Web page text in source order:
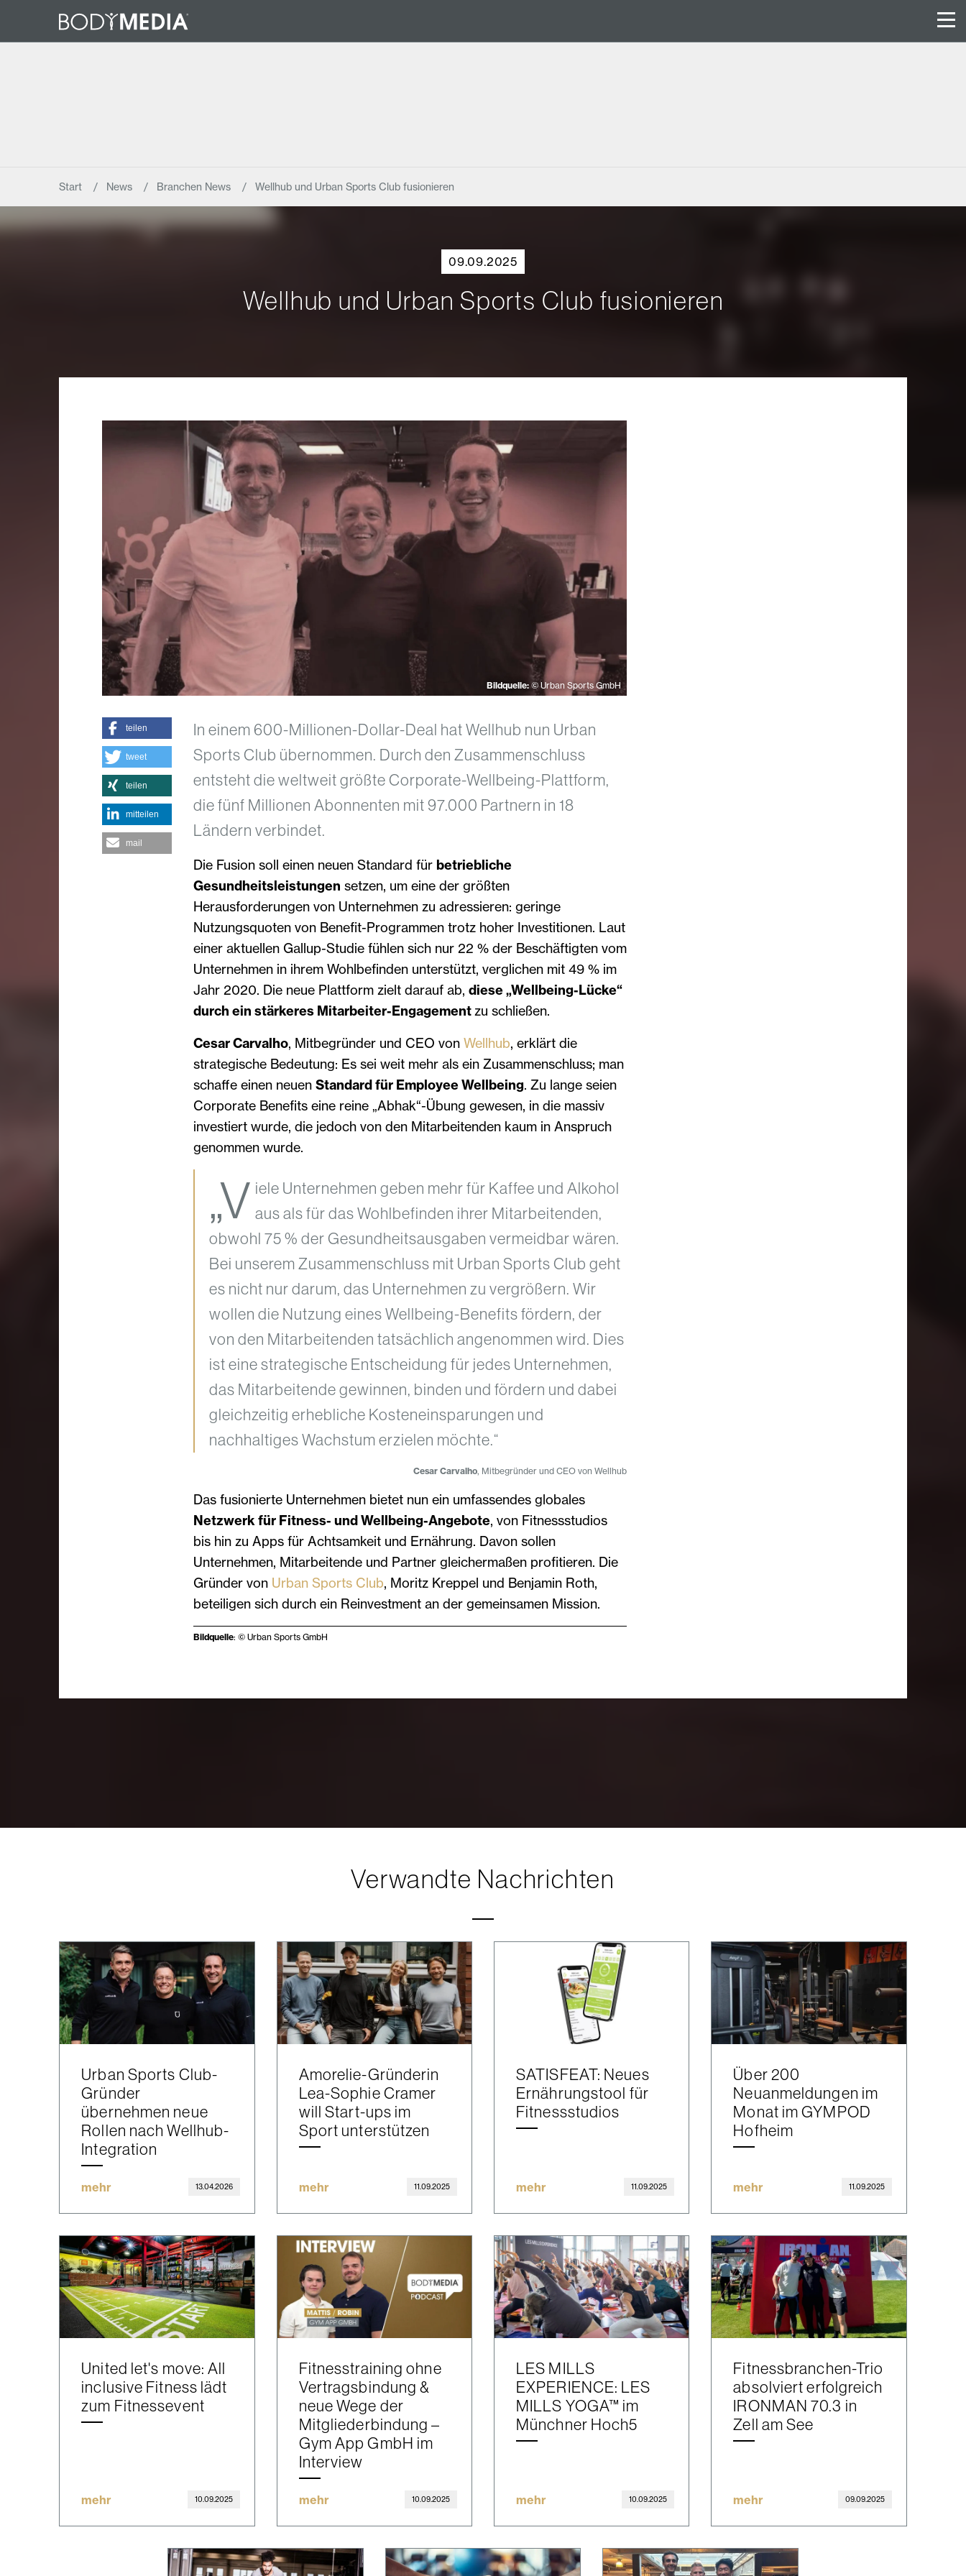
Start News Branchen News Wellhub und Urban Sports Club fusionieren
09.09.2025
Wellhub und Urban Sports Club fusionieren
Bildquelle: © Urban Sports GmbH
In einem 600-Millionen-Dollar-Deal hat Wellhub nun Urban
Sports Club übernommen. Durch den Zusammenschluss
entsteht die weltweit größte Corporate-Wellbeing-Plattform,
die fünf Millionen Abonnenten mit 97.000 Partnern in 18
Ländern verbindet.
Die Fusion soll einen neuen Standard für betriebliche
Gesundheitsleistungen setzen, um eine der größten
Herausforderungen von Unternehmen zu adressieren: geringe
Nutzungsquoten von Benefit-Programmen trotz hoher Investitionen. Laut
einer aktuellen Gallup-Studie fühlen sich nur 22 % der Beschäftigten vom
Unternehmen in ihrem Wohlbefinden unterstützt, verglichen mit 49 % im
Jahr 2020. Die neue Plattform zielt darauf ab, diese „Wellbeing-Lücke“
durch ein stärkeres Mitarbeiter-Engagementzu schließen.
Cesar Carvalho, Mitbegründer und CEO von Wellhub, erklärt die
strategische Bedeutung: Es sei weit mehr als ein Zusammenschluss; man
schaffe einen neuen Standard für Employee Wellbeing. Zu lange seien
Corporate Benefits eine reine „Abhak“-Übung gewesen, in die massiv
investiert wurde, die jedoch von den Mitarbeitenden kaum in Anspruch
genommen wurde.
„V iele Unternehmen geben mehr für Kaffee und Alkohol
aus als für das Wohlbefinden ihrer Mitarbeitenden,
obwohl 75 % der Gesundheitsausgaben vermeidbar wären.
Bei unserem Zusammenschluss mit Urban Sports Club geht
es nicht nur darum, das Unternehmen zu vergrößern. Wir
wollen die Nutzung eines Wellbeing-Benefits fördern, der
von den Mitarbeitenden tatsächlich angenommen wird. Dies
ist eine strategische Entscheidung für jedes Unternehmen,
das Mitarbeitende gewinnen, binden und fördern und dabei
gleichzeitig erhebliche Kosteneinsparungen und
nachhaltiges Wachstum erzielen möchte.“
Cesar Carvalho, Mitbegründer und CEO von Wellhub
Das fusionierte Unternehmen bietet nun ein umfassendes globales
Netzwerk für Fitness- und Wellbeing-Angebote, von Fitnessstudios
bis hin zu Apps für Achtsamkeit und Ernährung. Davon sollen
Unternehmen, Mitarbeitende und Partner gleichermaßen profitieren. Die
Gründer von Urban Sports Club, Moritz Kreppel und Benjamin Roth,
beteiligen sich durch ein Reinvestment an der gemeinsamen Mission.
Bildquelle: © Urban Sports GmbH
teilen
tweet
teilen
mitteilen
mail
Verwandte Nachrichten
Urban Sports Club-
Gründer
übernehmen neue
Rollen nach Wellhub-
Integration
mehr 13.04.2026
Amorelie-Gründerin
Lea-Sophie Cramer
will Start-ups im
Sport unterstützen
mehr 11.09.2025
SATISFEAT: Neues
Ernährungstool für
Fitnessstudios
mehr 11.09.2025
Über 200
Neuanmeldungen im
Monat im GYMPOD
Hofheim
mehr 11.09.2025
United let's move: All
inclusive Fitness lädt
zum Fitnessevent
mehr 10.09.2025
Fitnesstraining ohne
Vertragsbindung &
neue Wege der
Mitgliederbindung –
Gym App GmbH im
Interview
mehr 10.09.2025
LES MILLS
EXPERIENCE: LES
MILLS YOGA™ im
Münchner Hoch5
mehr 10.09.2025
Fitnessbranchen-Trio
absolviert erfolgreich
IRONMAN 70.3 in
Zell am See
mehr 09.09.2025